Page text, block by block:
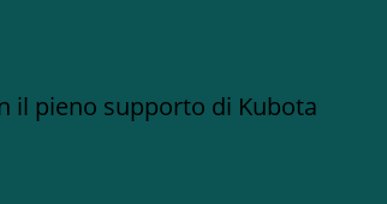
il pieno supporto di Kubota